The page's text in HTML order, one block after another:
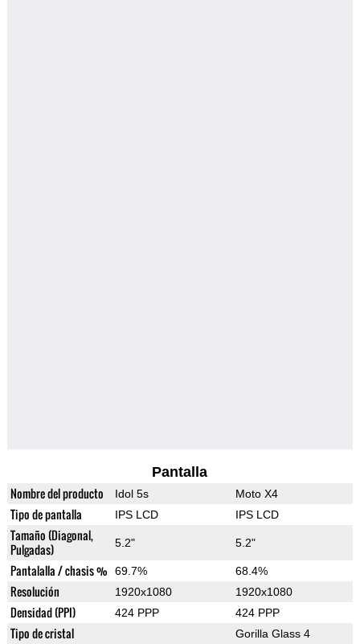
Pantalla
Nombre del producto Idol 5s Moto X4
Tipo de pantalla IPS LCD IPS LCD
Tamaño (Diagonal,
Pulgadas)
5.2" 5.2"
Pantalalla / chasis % 69.7% 68.4%
Resolución 1920x1080 1920x1080
Densidad (PPI) 424 PPP 424 PPP
Tipo de cristal Gorilla Glass 4